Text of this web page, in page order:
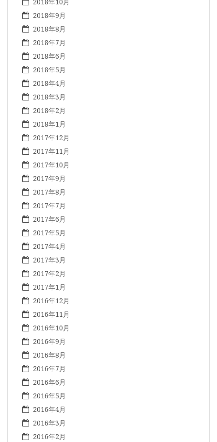
2018年10月
2018年9月
2018年8月
2018年7月
2018年6月
2018年5月
2018年4月
2018年3月
2018年2月
2018年1月
2017年12月
2017年11月
2017年10月
2017年9月
2017年8月
2017年7月
2017年6月
2017年5月
2017年4月
2017年3月
2017年2月
2017年1月
2016年12月
2016年11月
2016年10月
2016年9月
2016年8月
2016年7月
2016年6月
2016年5月
2016年4月
2016年3月
2016年2月